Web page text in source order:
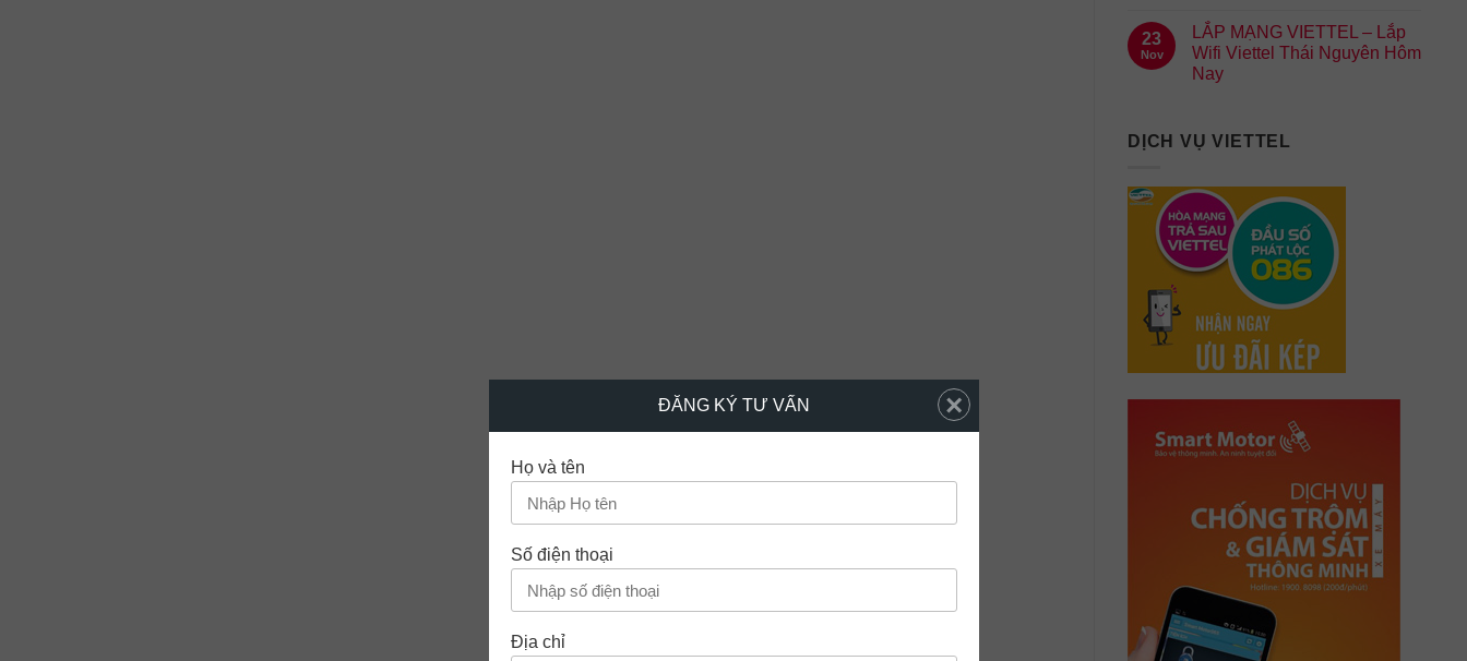
23
Nov
LẮP MẠNG VIETTEL – Lắp
Wifi Viettel Thái Nguyên Hôm
Nay
DỊCH VỤ VIETTEL
ĐĂNG KÝ TƯ VẤN
Họ và tên
Số điện thoại
Địa chỉ
×